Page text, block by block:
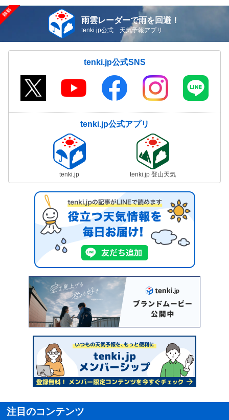
雨雲レーダーで雨を回避！
tenki.jp公式 天気予報アプリ
tenki.jp公式SNS
tenki.jp公式アプリ
tenki.jp tenki.jp 登山天気
注目のコンテンツ